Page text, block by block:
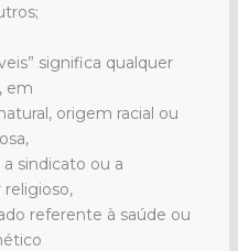
significa qualquer
em
origem racial ou
sindicato ou a
religioso,
referente à saúde ou